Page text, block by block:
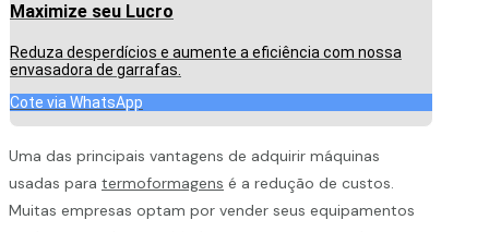
Maximize seu Lucro
Reduza desperdícios e aumente a eficiência com nossa
envasadora de garrafas.
Cote via WhatsApp
Uma das principais vantagens de adquirir máquinas
usadas para termoformagens é a redução de custos.
Muitas empresas optam por vender seus equipamentos